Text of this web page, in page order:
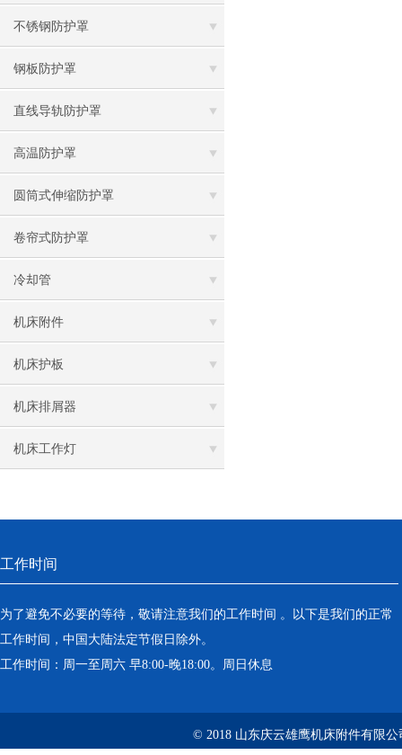
不锈钢防护罩
钢板防护罩
直线导轨防护罩
高温防护罩
圆筒式伸缩防护罩
卷帘式防护罩
冷却管
机床附件
机床护板
机床排屑器
机床工作灯
工作时间
为了避免不必要的等待，敬请注意我们的工作时间 。以下是我们的正常
工作时间，中国大陆法定节假日除外。
工作时间：周一至周六 早8:00-晚18:00。周日休息
© 2018 山东庆云雄鹰机床附件有限